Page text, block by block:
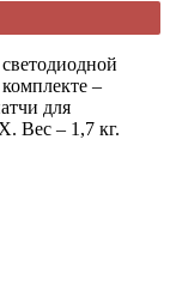
–
для
Вес – 1,7 кг.